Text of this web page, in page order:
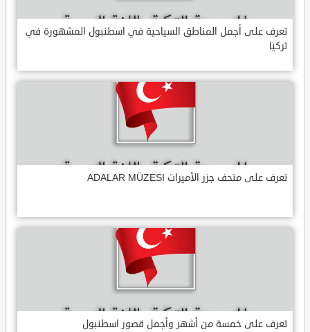
تعرف على أجمل المناطق السياحية في اسطنبول المشهورة في
تركيا
تعرف على متحف جزر الأميرات ADALAR MÜZESI
تعرف على خمسة من أشهر وأجمل قصور اسطنبول